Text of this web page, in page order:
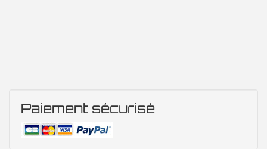
Paiement sécurisé